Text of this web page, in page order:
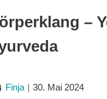
–
Finja 30. Mai 2024